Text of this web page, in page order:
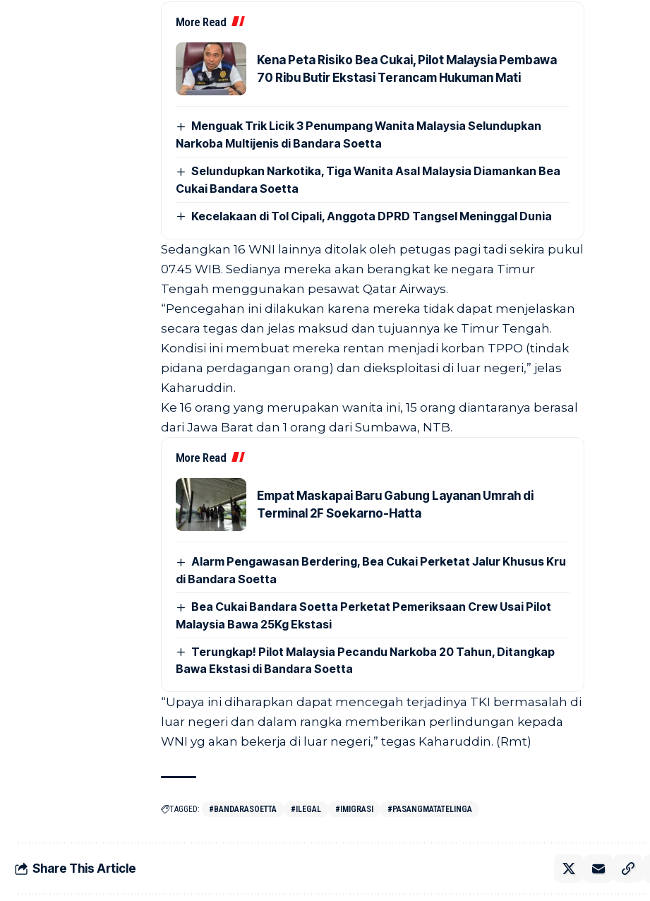
More Read
Kena Peta Risiko Bea Cukai, Pilot Malaysia Pembawa
70 Ribu Butir Ekstasi Terancam Hukuman Mati
Menguak Trik Licik 3 Penumpang Wanita Malaysia Selundupkan
Narkoba Multijenis di Bandara Soetta
Selundupkan Narkotika, Tiga Wanita Asal Malaysia Diamankan Bea
Cukai Bandara Soetta
Kecelakaan di Tol Cipali, Anggota DPRD Tangsel Meninggal Dunia
Sedangkan 16 WNI lainnya ditolak oleh petugas pagi tadi sekira pukul
07.45 WIB. Sedianya mereka akan berangkat ke negara Timur
Tengah menggunakan pesawat Qatar Airways.
“Pencegahan ini dilakukan karena mereka tidak dapat menjelaskan
secara tegas dan jelas maksud dan tujuannya ke Timur Tengah.
Kondisi ini membuat mereka rentan menjadi korban TPPO (tindak
pidana perdagangan orang) dan dieksploitasi di luar negeri,” jelas
Kaharuddin.
Ke 16 orang yang merupakan wanita ini, 15 orang diantaranya berasal
dari Jawa Barat dan 1 orang dari Sumbawa, NTB.
More Read
Empat Maskapai Baru Gabung Layanan Umrah di
Terminal 2F Soekarno-Hatta
Alarm Pengawasan Berdering, Bea Cukai Perketat Jalur Khusus Kru
di Bandara Soetta
Bea Cukai Bandara Soetta Perketat Pemeriksaan Crew Usai Pilot
Malaysia Bawa 25Kg Ekstasi
Terungkap! Pilot Malaysia Pecandu Narkoba 20 Tahun, Ditangkap
Bawa Ekstasi di Bandara Soetta
“Upaya ini diharapkan dapat mencegah terjadinya TKI bermasalah di
luar negeri dan dalam rangka memberikan perlindungan kepada
WNI yg akan bekerja di luar negeri,” tegas Kaharuddin. (Rmt)
TAGGED: #BANDARASOETTA #ILEGAL #IMIGRASI #PASANGMATATELINGA
Share This Article